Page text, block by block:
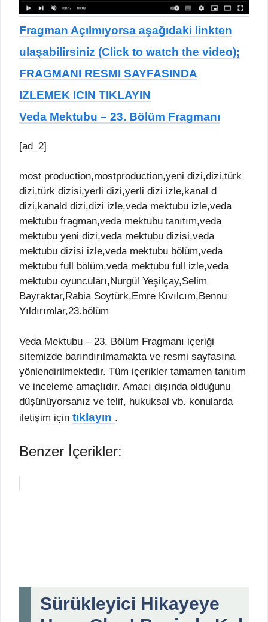
Fragman Açılmıyorsa aşağıdaki linkten
ulaşabilirsiniz (Click to watch the video);
FRAGMANI RESMI SAYFASINDA
IZLEMEK ICIN TIKLAYIN
Veda Mektubu – 23. Bölüm Fragmanı
[ad_2]
most production,mostproduction,yeni dizi,dizi,türk
dizi,türk dizisi,yerli dizi,yerli dizi izle,kanal d
dizi,kanald dizi,dizi izle,veda mektubu izle,veda
mektubu fragman,veda mektubu tanıtım,veda
mektubu yeni dizi,veda mektubu dizisi,veda
mektubu dizisi izle,veda mektubu bölüm,veda
mektubu full bölüm,veda mektubu full izle,veda
mektubu oyuncuları,Nurgül Yeşilçay,Selim
Bayraktar,Rabia Soytürk,Emre Kıvılcım,Bennu
Yıldırımlar,23.bölüm
Veda Mektubu – 23. Bölüm Fragmanı içeriği
sitemizde barındırılmamakta ve resmi sayfasına
yönlendirilmektedir. Tüm içerikler tamamen tanıtım
ve inceleme amaçlıdır. Amacı dışında olduğunu
düşünüyorsanız ve telif, hukuksal vb. konularda
iletişim için tıklayın .
Benzer İçerikler:
Sürükleyici Hikayeye